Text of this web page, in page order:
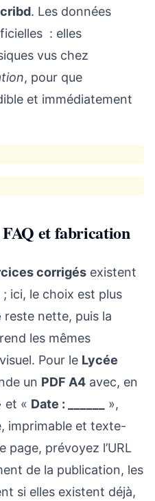
. Les données
: elles
vus chez
, pour que
et immédiatement
et fabrication
corrigés existent
; ici, le choix est plus
reste nette, puis la
les mêmes
Pour le Lycée
un PDF A4 avec, en
et « Date : ______
»,
imprimable et texte-
page, prévoyez l’URL
de la publication, les
si elles existent déjà,